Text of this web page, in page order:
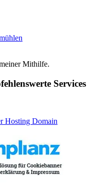
Mithilfe.
Services